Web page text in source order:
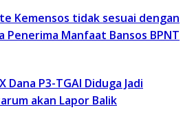
Kemensos tidak sesuai dengan
Penerima Manfaat Bansos BPNT
P3-TGAI Diduga Jadi
akan Lapor Balik